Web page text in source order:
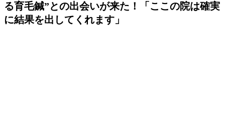
る育毛鍼”との出会いが来た！「ここの院は確実
に結果を出してくれます」